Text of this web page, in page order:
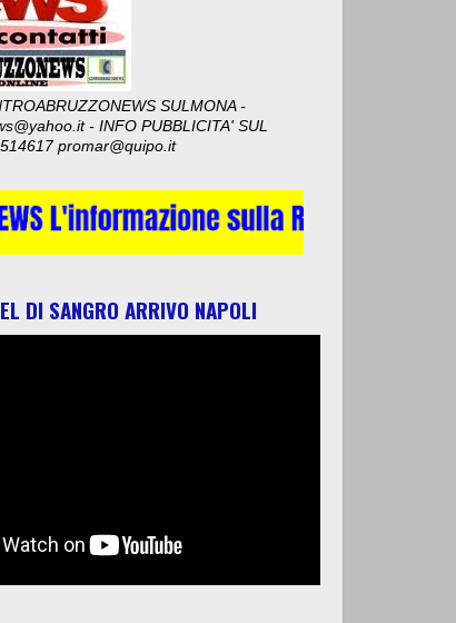
SULMONA -
- INFO PUBBLICITA' SUL
promar@quipo.it
DI SANGRO ARRIVO NAPOLI